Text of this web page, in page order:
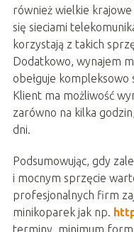
również wielkie
się sieciami
korzystają z takich
Dodatkowo, wynajem
obełguje
Klient ma możliwość
zarówno na kilka
dni.
Podsumowując, gdy
i mocnym sprzęcie
profesjonalnych firm
minikoparek jak np.
terminy, minimum